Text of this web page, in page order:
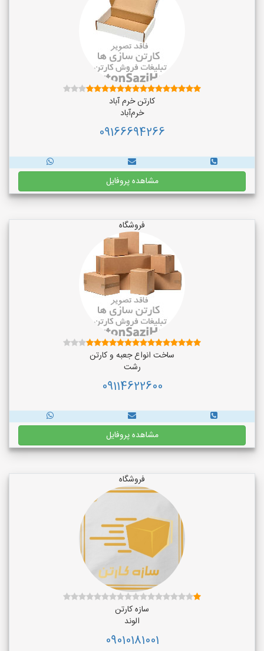
کارتن خرم آباد
خرم‌آباد
09166694266
مشاهده پروفایل
فروشگاه
ساخت انواع جعبه و کارتن
رشت
09114622600
مشاهده پروفایل
فروشگاه
سازه کارتن
الوند
09010181001